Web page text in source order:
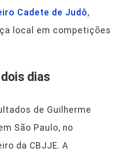
Cadete de Judô,
local em competições
dias
de Guilherme
São Paulo, no
da CBJJE. A